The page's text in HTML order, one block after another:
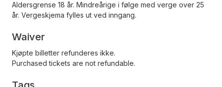
Aldersgrense 18 år. Mindreårige i følge med verge over 25
år. Vergeskjema fylles ut ved inngang.
Waiver
Kjøpte billetter refunderes ikke.
Purchased tickets are not refundable.